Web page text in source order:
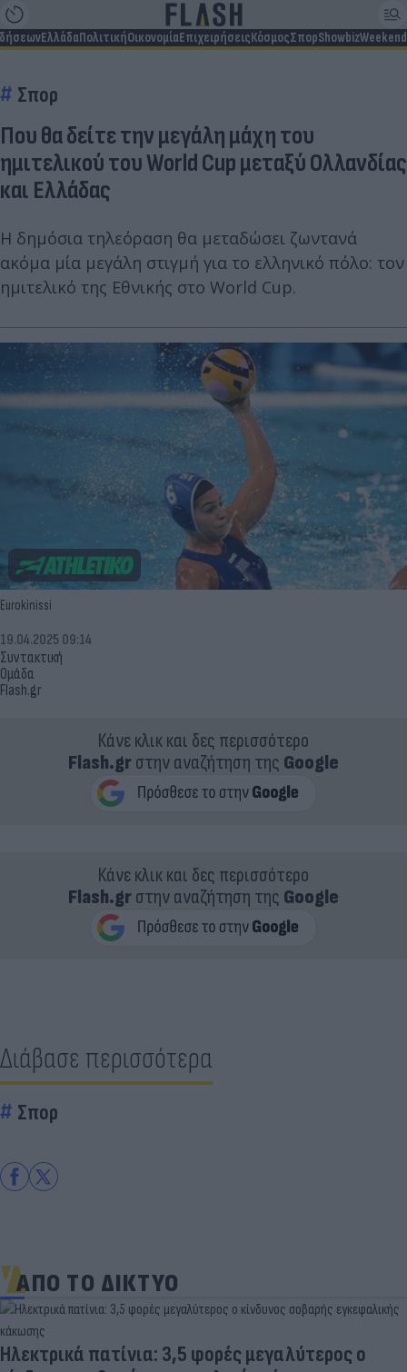
ΕλλάδαΠολιτικήΟικονομίαΕπιχειρήσειςΚόσμοςΣπορShowbizWeekend
Σπορ
Που θα δείτε την μεγάλη μάχη του
ημιτελικού του World Cup μεταξύ Ολλανδίας
και Ελλάδας
Η δημόσια τηλεόραση θα μεταδώσει ζωντανά
ακόμα μία μεγάλη στιγμή για το ελληνικό πόλο: τον
ημιτελικό της Εθνικής στο World Cup.
Eurokinissi
Συντακτική
Ομάδα
Flash.gr
19.04.2025 09:14
Κάνε κλικ και δες περισσότερο
Flash.grστην αναζήτηση της Google
Κάνε κλικ και δες περισσότερο
Flash.grστην αναζήτηση της Google
Διάβασε περισσότερα
Σπορ
ΑΠΟ ΤΟ ΔΙΚΤΥΟ